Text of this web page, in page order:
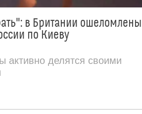
в Британии ошеломлены
по Киеву
активно делятся своими